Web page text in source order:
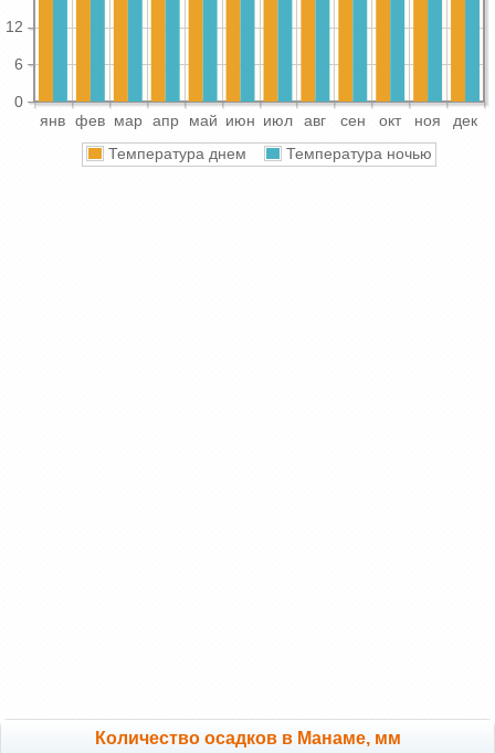
янв фев мар апр май июн июл авг сен окт ноя дек
0
6
12
Температура днем Температура ночью
Количество осадков в Манаме, мм